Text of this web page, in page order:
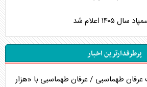
اعلام شد
پرطرفدارترین اخبار
طهماسبی / عرفان طهماسبی با «هزار